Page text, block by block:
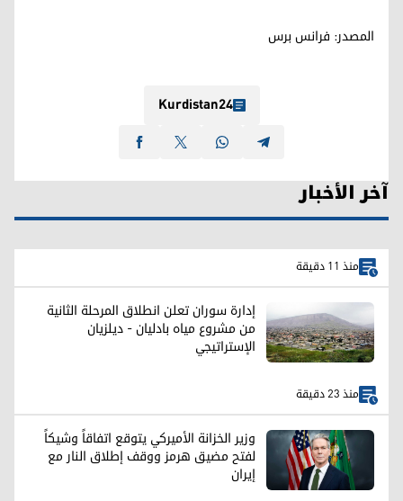
المصدر: فرانس برس
Kurdistan24
آخر الأخبار
منذ 11 دقيقة
إدارة سوران تعلن انطلاق المرحلة الثانية
من مشروع مياه بادليان - ديلزيان
الإستراتيجي
منذ 23 دقيقة
وزير الخزانة الأميركي يتوقع اتفاقاً وشيكاً
لفتح مضيق هرمز ووقف إطلاق النار مع
إيران